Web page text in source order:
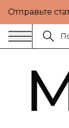
Отправьте